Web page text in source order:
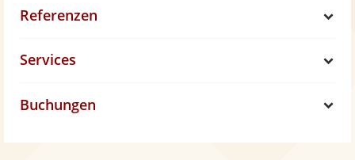
Referenzen
Services
Buchungen